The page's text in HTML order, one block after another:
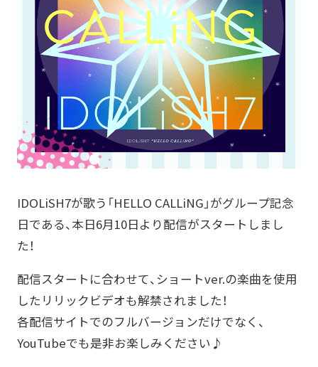
IDOLiSH7が歌う「HELLO CALLiNG」がグループ記念
日である、本日6月10日より配信がスタートしまし
た！
配信スタートに合わせて、ショートver.の楽曲を使用
したリリックビデオも解禁されました！
各配信サイトでのフルバージョンだけでなく、
YouTubeでも是非お楽しみください♪